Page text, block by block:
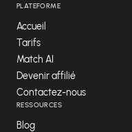
PLATEFORME
Accueil
Tarifs
Match AI
Devenir affilié
Contactez-nous
RESSOURCES
Blog